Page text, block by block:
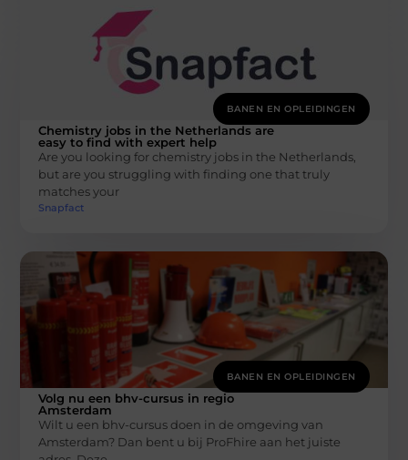
BANEN EN OPLEIDINGEN
Chemistry jobs in the Netherlands are
easy to find with expert help
Are you looking for chemistry jobs in the Netherlands,
but are you struggling with finding one that truly
matches your
Snapfact
BANEN EN OPLEIDINGEN
Volg nu een bhv-cursus in regio
Amsterdam
Wilt u een bhv-cursus doen in de omgeving van
Amsterdam? Dan bent u bij ProFhire aan het juiste